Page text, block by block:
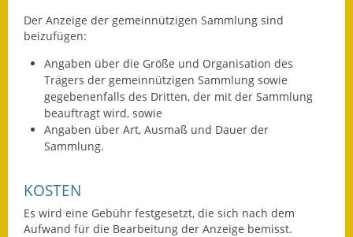
Wahlen
Was erledige ich wo?
Leben
Baugebiete & Bauplätze
Der Anzeige der gemeinnützigen Sammlung sind
beizufügen:
Angaben über die Größe und Organisation des
Trägers der gemeinnützigen Sammlung sowie
gegebenenfalls des Dritten, der mit der Sammlung
beauftragt wird, sowie
Angaben über Art, Ausmaß und Dauer der
Sammlung.
KOSTEN
Es wird eine Gebühr festgesetzt, die sich nach dem
Aufwand für die Bearbeitung der Anzeige bemisst.